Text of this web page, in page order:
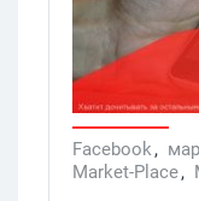
Facebook,
Market-Place,